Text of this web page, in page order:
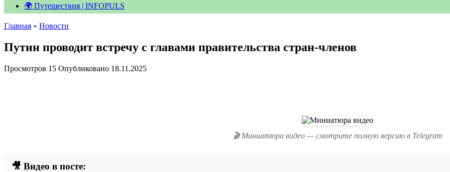
🌍 Путешествия | INFOPULS
Главная » Новости
Путин проводит встречу с главами правительства стран-членов
Просмотров 15 Опубликовано 18.11.2025
🎬 Миниатюра видео — смотрите полную версию в Telegram
🎥 Видео в посте: